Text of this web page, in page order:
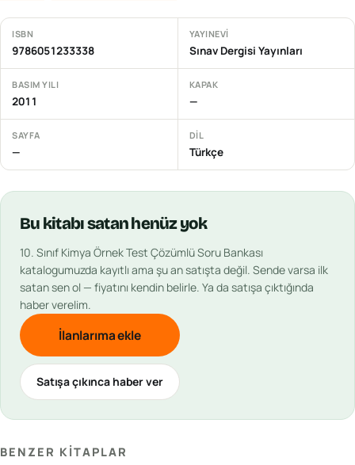
ISBN
9786051233338
YAYINEVI
Sınav Dergisi Yayınları
BASIM YILI
2011
KAPAK
—
SAYFA
—
DIL
Türkçe
Bu kitabısatan henüz yok
10. Sınıf Kimya Örnek Test Çözümlü Soru Bankası
katalogumuzda kayıtlı ama şu an satışta değil. Sende varsa ilk
satan sen ol — fiyatını kendin belirle. Ya da satışa çıktığında
haber verelim.
İlanlarıma ekle
Satışa çıkınca haber ver
BENZER KITAPLAR